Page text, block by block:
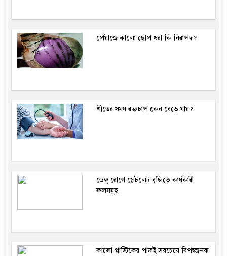
পেঁয়াজে কালো ছোপ ধরা কি নিরাপদ?
শীতের সময় রক্তচাপ কেন বেড়ে যায়?
ডেঙ্গু রোগে প্লেটলেট বৃদ্ধিতে কার্যকারী
ফলসমূহ
কালো প্লাস্টিকের পাত্রই সবচেয়ে বিপজ্জনক